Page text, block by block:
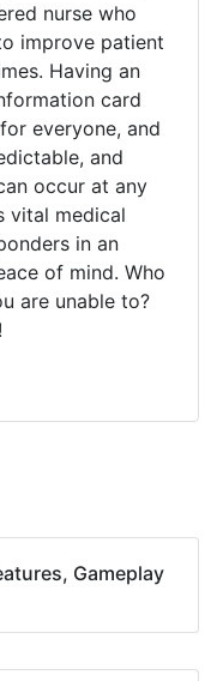
nurse who
improve patient
Having an
card
everyone, and
and
occur at any
vital medical
in an
of mind. Who
are unable to?
Gameplay